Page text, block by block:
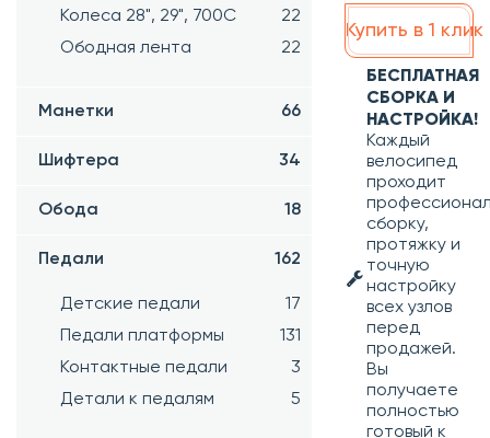
Колеса 28", 29", 700С
22
Ободная лента
22
Манетки 66
Шифтера 34
Обода 18
Педали 162
Детские педали
17
Педали платформы
131
Контактные педали
3
Детали к педалям
5
Купить в 1 клик
БЕСПЛАТНАЯ
СБОРКА И
НАСТРОЙКА!
Каждый
велосипед
проходит
сборку,
протяжку и
точную
настройку
всех узлов
перед
продажей.
Вы
получаете
полностью
готовый к